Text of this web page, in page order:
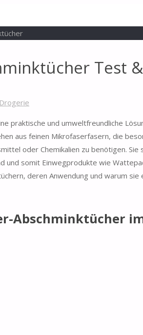
Test
Drogerie
praktische und umweltfreundliche
aus feinen Mikrofaserfasern, die
oder Chemikalien zu benötigen.
und somit Einwegprodukte wie
deren Anwendung und warum
Abschminktücher